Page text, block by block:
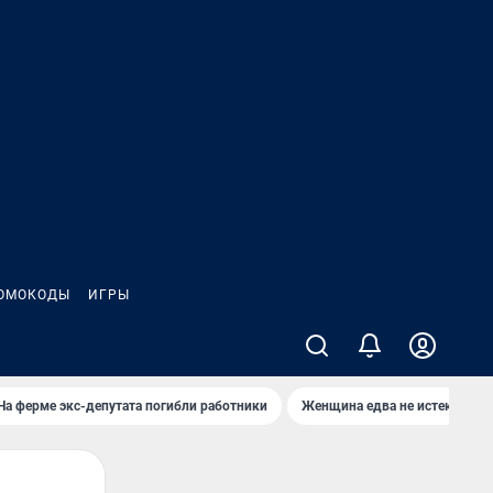
ИГРЫ
ферме экс-депутата погибли работники Женщина едва не истекла